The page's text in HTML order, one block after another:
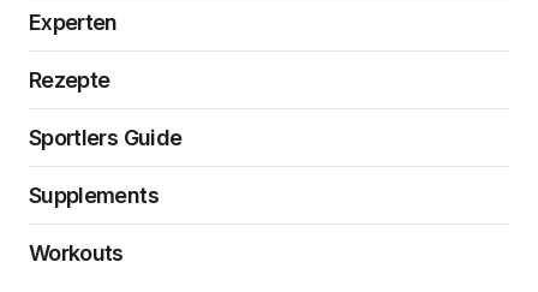
Experten
Rezepte
Sportlers Guide
Supplements
Workouts